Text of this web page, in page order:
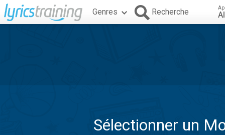
Genres Recherche
Sélectionner un